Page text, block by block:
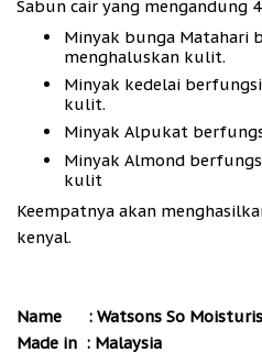
Sabun cair yang mengandung
Minyak bunga Matahari
menghaluskan kulit.
Minyak kedelai
kulit.
Minyak Alpukat
Minyak Almond
kulit
Keempatnya akan
kenyal.
Name : Watsons So
Made in : Malaysia